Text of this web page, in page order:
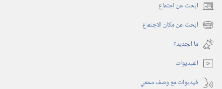
ابحث عن اجتماع (يفتح
نافذة ابحث عن مكان الاجتماع (يفتح
نافذة
جديدة)
ما الجديد؟‏
الفيديوات
فيديوات مع وصف سمعي